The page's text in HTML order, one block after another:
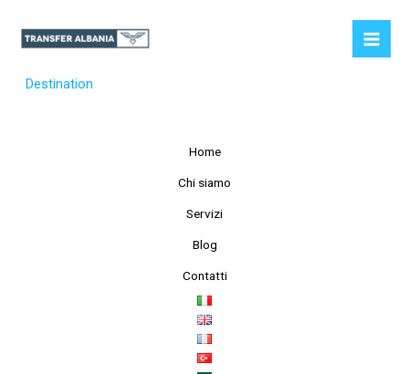
contenuto
Destination
Home
Chi siamo
Servizi
Blog
Contatti